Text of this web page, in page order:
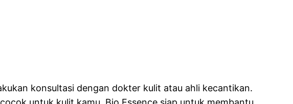
konsultasi dengan dokter kulit atau ahli kecantikan.